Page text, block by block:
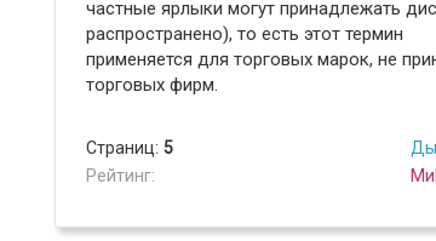
частные ярлыки могут принадлежать
распространено), то есть этот термин
применяется для торговых марок, не
торговых фирм.
Страниц: 5
Рейтинг: